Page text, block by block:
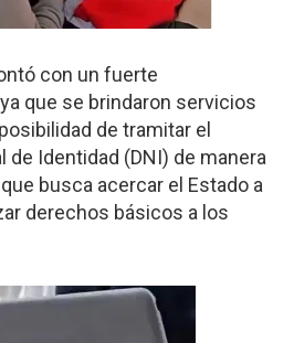
con un fuerte
que se brindaron servicios
de tramitar el
de Identidad (DNI) de manera
busca acercar el Estado a
derechos básicos a los